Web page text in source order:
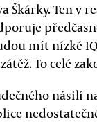
Škárky. Ten
mít nízké
To celé
násilí